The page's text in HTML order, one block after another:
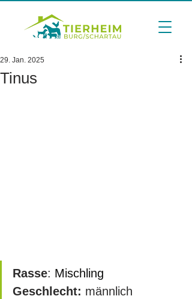
Tinus
29. Jan. 2025
Rasse: Mischling
Geschlecht: männlich